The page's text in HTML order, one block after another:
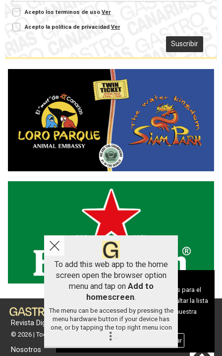
Acepto los terminos de uso Ver
Acepto la política de privacidad Ver
Suscribir
Revista Digital de gastronomía
© 2026 | Todos los derechos reservados
Nosotros
To add this web app to the home
screen open the browser option
menu and tap on Add to
homescreen.
The menu can be accessed by pressing the
menu hardware button if your device has
one, or by tapping the top right menu icon
.
Aviso sobre el Uso de cookies:
Utilizamos cookies nuestras y de terceros para el
funcionamiento del digital. Puedes consultar la lista
de cookies y como desconectarlas. Ver nuestra
Política de Privacidad y Cookies
Aceptar Cookies Personalizar